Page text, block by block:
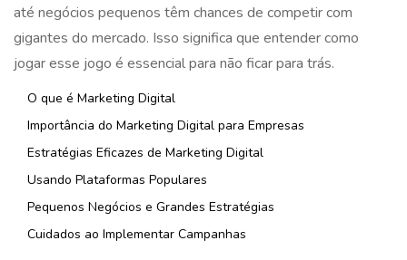
até negócios pequenos têm chances de competir com
gigantes do mercado. Isso significa que entender como
jogar esse jogo é essencial para não ficar para trás.
O que é Marketing Digital
Importância do Marketing Digital para Empresas
Estratégias Eficazes de Marketing Digital
Usando Plataformas Populares
Pequenos Negócios e Grandes Estratégias
Cuidados ao Implementar Campanhas